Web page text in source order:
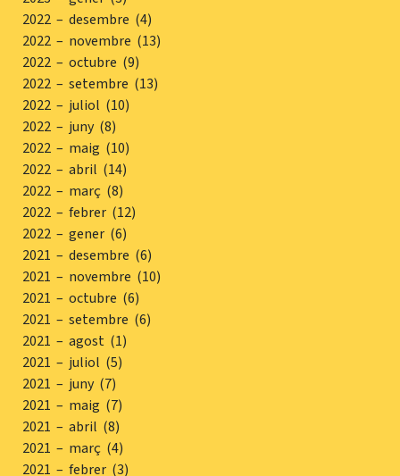
2022 – desembre (4)
2022 – novembre (13)
2022 – octubre (9)
2022 – setembre (13)
2022 – juliol (10)
2022 – juny (8)
2022 – maig (10)
2022 – abril (14)
2022 – març (8)
2022 – febrer (12)
2022 – gener (6)
2021 – desembre (6)
2021 – novembre (10)
2021 – octubre (6)
2021 – setembre (6)
2021 – agost (1)
2021 – juliol (5)
2021 – juny (7)
2021 – maig (7)
2021 – abril (8)
2021 – març (4)
2021 – febrer (3)